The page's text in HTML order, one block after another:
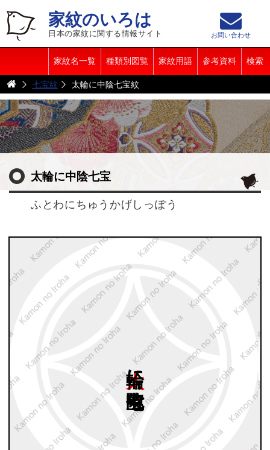
家紋のいろは
日本の家紋に関する情報サイト
家紋名一覧 種類別図覧 家紋用語 参考資料 検索
お問い合わせ
七宝紋 太輪に中陰七宝紋
太輪に中陰七宝
ふとわにちゅうかげしっぽう
中陰七宝